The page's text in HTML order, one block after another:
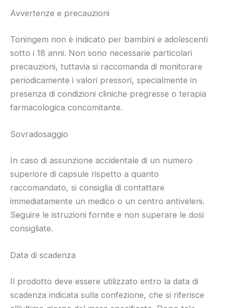
Avvertenze e precauzioni
Toningem non è indicato per bambini e adolescenti
sotto i 18 anni. Non sono necessarie particolari
precauzioni, tuttavia si raccomanda di monitorare
periodicamente i valori pressori, specialmente in
presenza di condizioni cliniche pregresse o terapia
farmacologica concomitante.
Sovradosaggio
In caso di assunzione accidentale di un numero
superiore di capsule rispetto a quanto
raccomandato, si consiglia di contattare
immediatamente un medico o un centro antiveleni.
Seguire le istruzioni fornite e non superare le dosi
consigliate.
Data di scadenza
Il prodotto deve essere utilizzato entro la data di
scadenza indicata sulla confezione, che si riferisce